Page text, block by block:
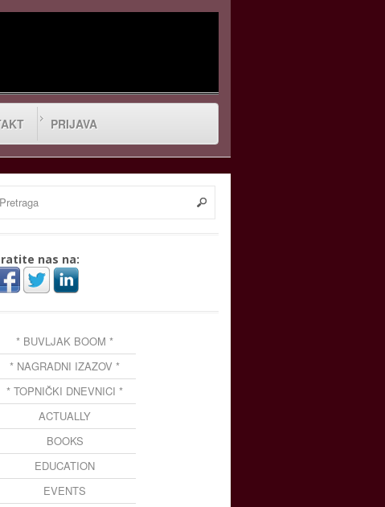
PRIJAVA
nas na:
* BUVLJAK BOOM *
* NAGRADNI IZAZOV *
* TOPNIČKI DNEVNICI *
ACTUALLY
BOOKS
EDUCATION
EVENTS